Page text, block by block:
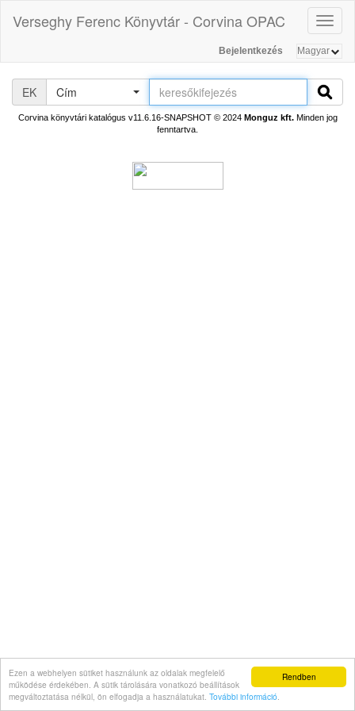
Rendben
Ezen a webhelyen sütiket használunk az oldalak megfelelő
működése érdekében. A sütik tárolására vonatkozó beállítások
megváltoztatása nélkül, ön elfogadja a használatukat. További információ.
Verseghy Ferenc Könyvtár - Corvina OPAC
Bejelentkezés
EK Cím
Corvina könyvtári katalógus v11.6.16-SNAPSHOT© 2024 Monguz kft.Minden jog
fenntartva.